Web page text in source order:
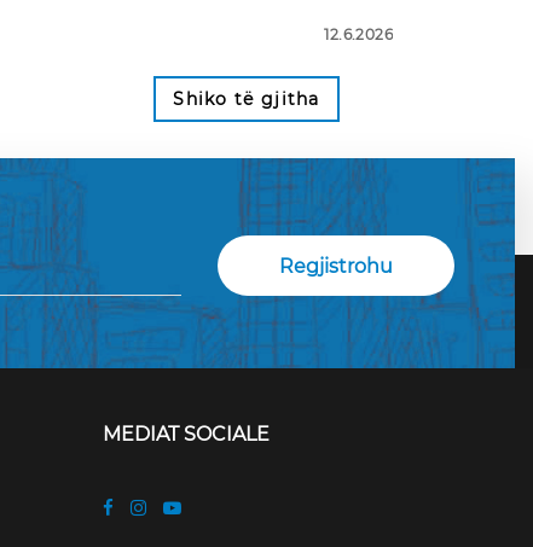
12.6.2026
Shiko të gjitha
MEDIAT SOCIALE